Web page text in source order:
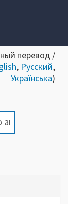
перевод /
, Русский,
Українська)